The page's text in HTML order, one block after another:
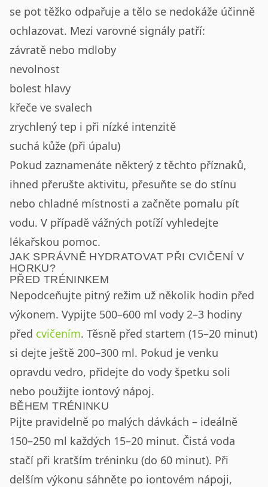
se pot těžko odpařuje a tělo se nedokáže účinně
ochlazovat. Mezi varovné signály patří:
závratě nebo mdloby
nevolnost
bolest hlavy
křeče ve svalech
zrychlený tep i při nízké intenzitě
suchá kůže (při úpalu)
Pokud zaznamenáte některý z těchto příznaků,
ihned přerušte aktivitu, přesuňte se do stínu
nebo chladné místnosti a začněte pomalu pít
vodu. V případě vážných potíží vyhledejte
lékařskou pomoc.
JAK SPRÁVNĚ HYDRATOVAT PŘI CVIČENÍ V
HORKU?
PŘED TRÉNINKEM
Nepodceňujte pitný režim už několik hodin před
výkonem. Vypijte 500–600 ml vody 2–3 hodiny
před cvičením. Těsně před startem (15–20 minut)
si dejte ještě 200–300 ml. Pokud je venku
opravdu vedro, přidejte do vody špetku soli
nebo použijte iontový nápoj.
BĚHEM TRÉNINKU
Pijte pravidelně po malých dávkách – ideálně
150–250 ml každých 15–20 minut. Čistá voda
stačí při kratším tréninku (do 60 minut). Při
delším výkonu sáhněte po iontovém nápoji,